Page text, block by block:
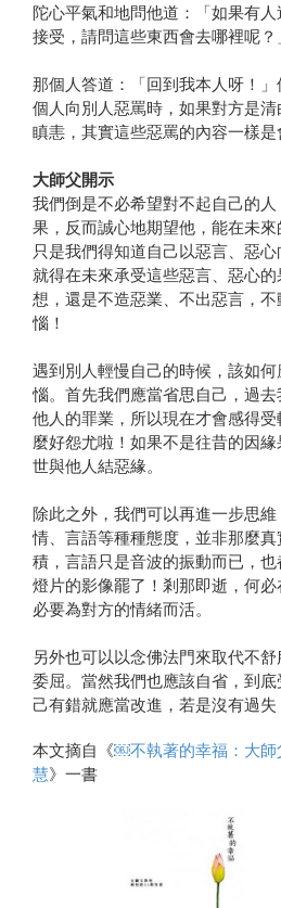
陀心平氣和地問他道：「如果有
接受，請問這些東西會去哪裡呢？
那個人答道：「回到我本人呀！
個人向別人惡罵時，如果對方是
瞋恚，其實這些惡罵的內容一樣是
大師父開示
我們倒是不必希望對不起自己的
果，反而誠心地期望他，能在未來
只是我們得知道自己以惡言、惡
就得在未來承受這些惡言、惡心
想，還是不造惡業、不出惡言，
惱！
遇到別人輕慢自己的時候，該如
惱。首先我們應當省思自己，過
他人的罪業，所以現在才會感得
麼好怨尤啦！如果不是往昔的因
世與他人結惡緣。
除此之外，我們可以再進一步思
情、言語等種種態度，並非那麼
積，言語只是音波的振動而已，
燈片的影像罷了！剎那即逝，何
必要為對方的情緒而活。
另外也可以以念佛法門來取代不
委屈。當然我們也應該自省，到
己有錯就應當改進，若是沒有過失
本文摘自《￼不執著的幸福：大師
慧》一書